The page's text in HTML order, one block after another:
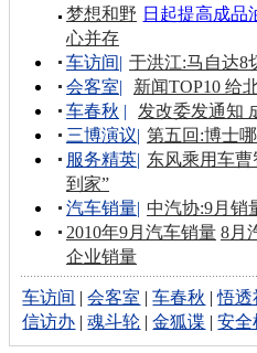
日起提高成
梦想和野
心并存
车访间| 于洪江:马自达8
会客室|
新闻TOP10 给
车春秋 |
发改委发通知
三博演议| 第五回:博士
服务精英| 东风乘用车
到家”
汽车销量| 中汽协:9月销
2010年9月汽车销量 8月
企业销量
车访间 |会客室 |车春秋 |悟透
信访办 |魂斗轮 |金狐谍 |安全